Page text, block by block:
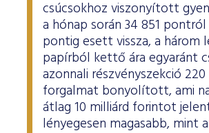
csúcsokhoz viszonyított
a hónap során 34 851
pontig esett vissza, a három
papírból kettő ára egyaránt
azonnali részvényszekció
forgalmat bonyolított, ami
átlag 10 milliárd forintot
lényegesen magasabb, mint